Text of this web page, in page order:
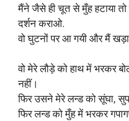
मैंने जैसे ही चूत से मुँह हटाया तो
दर्शन कराओ.
वो घुटनों पर आ गयी और मैं खड़ा
वो मेरे लौड़े को हाथ में भरकर
नहीं।
फिर उसने मेरे लन्ड को सूंघा,
फिर लन्ड को मुँह में भरकर